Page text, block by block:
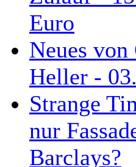
Euro
Neues
Heller -
Strange
nur
Barclays?